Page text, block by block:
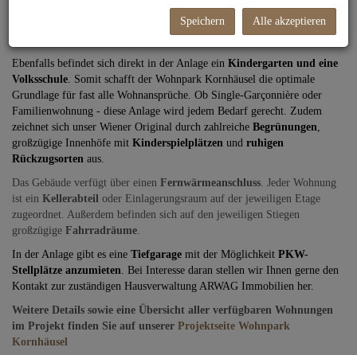
neben zahlreichen Eigentums- und Mietwohnungen auch mehrere
Nahversorgungsmöglichkeiten, darunter einBILLA, ein BIPA, eine
Ebenfalls befindet sich direkt in der Anlage ein Kindergarten und eine
Volksschule . Somit schafft der Wohnpark Kornhäusel die optimale
Grundlage für fast alle Wohnansprüche. Ob Single-Garçonnière oder
Familienwohnung - diese Anlage wird jedem Bedarf gerecht. Zudem
zeichnet sich unser Wiener Original durch zahlreiche Begrünungen
großzügige Innenhöfe mit Kinderspielplätzen und ruhigen
Rückzugsorten aus.
Das Gebäude verfügt über einen Fernwärmeanschluss . Jeder Wohnung
ist ein Kellerabteil oder Einlagerungsraum auf der jeweiligen Etage
zugeordnet. Außerdem befinden sich auf den jeweiligen Stiegen
großzügige Fahrradräume
In der Anlage gibt es eine Tiefgarage mit der Möglichkeit PKW-
Stellplätze anzumieten . Bei Interesse daran stellen wir Ihnen gerne den
Kontakt zur zuständigen Hausverwaltung ARWAG Immobilien her.
Weitere Details sowie eine Übersicht aller verfügbaren Wohnungen
im Projekt finden Sie auf unserer Projektseite Wohnpark
Kornhäusel
Speichern Alle akzeptieren